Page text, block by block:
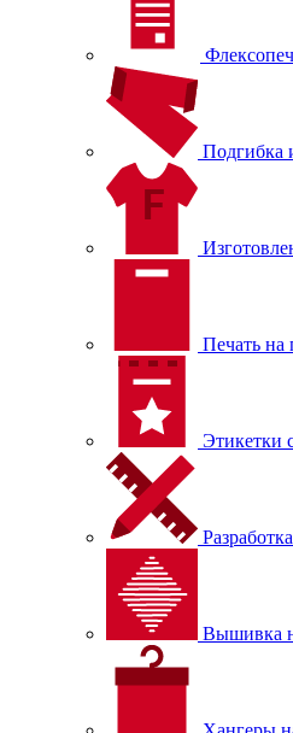
Подгибка
Печать на
Этикетки
Вышивка